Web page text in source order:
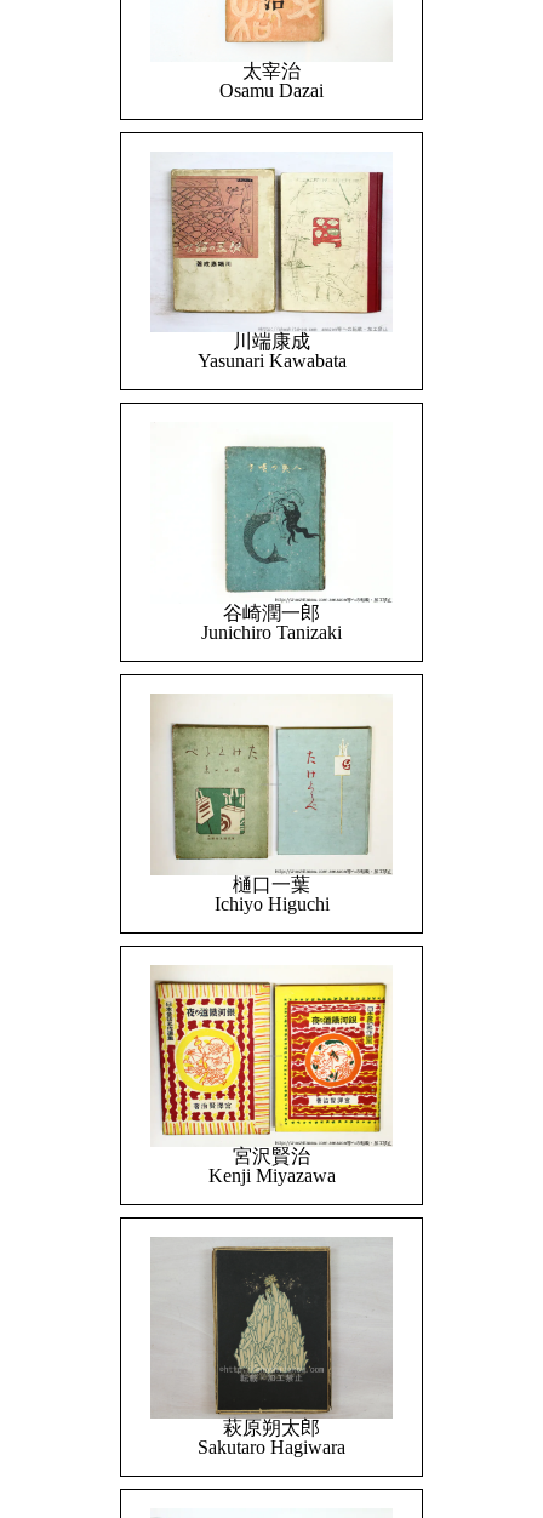
太宰治
Osamu Dazai
川端康成
Yasunari Kawabata
谷崎潤一郎
Junichiro Tanizaki
樋口一葉
Ichiyo Higuchi
宮沢賢治
Kenji Miyazawa
萩原朔太郎
Sakutaro Hagiwara